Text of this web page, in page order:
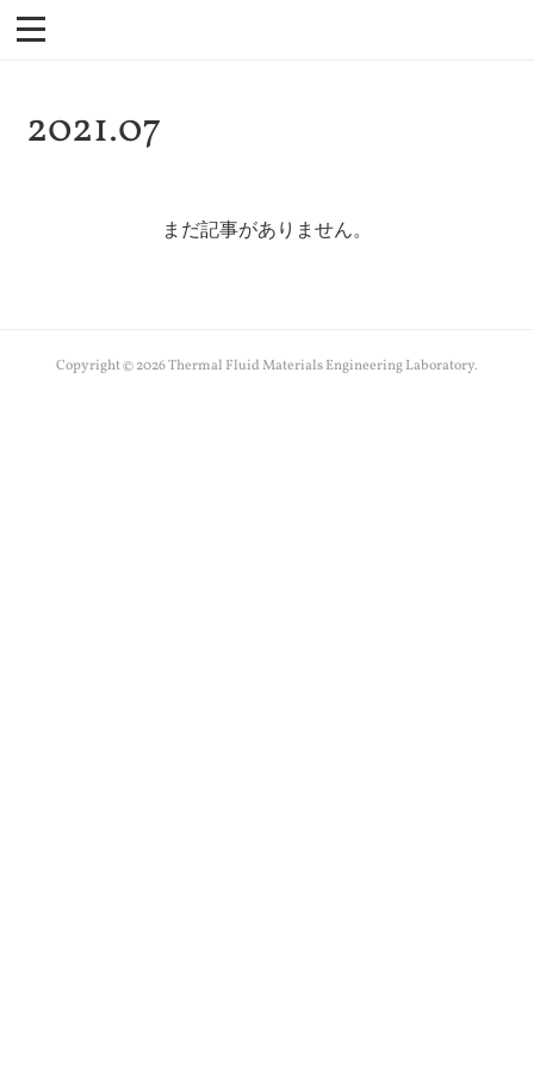
2021.07
まだ記事がありません。
Copyright ©2026Thermal Fluid Materials Engineering Laboratory.